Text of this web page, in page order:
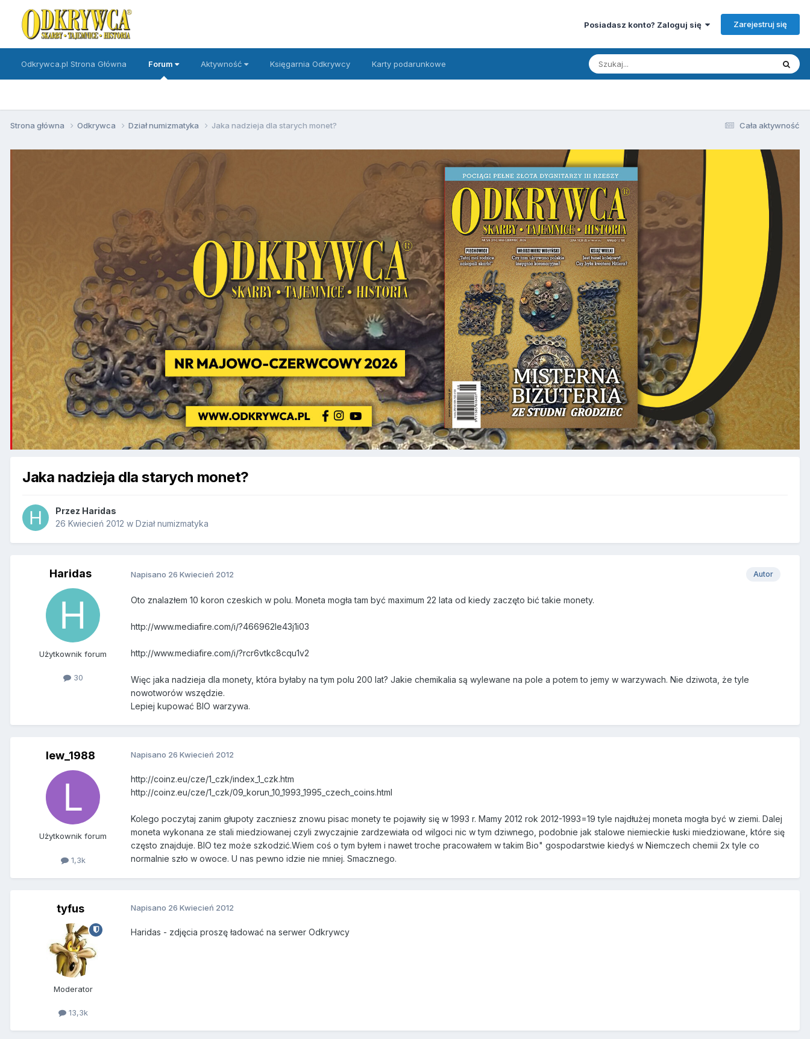
Posiadasz konto? Zaloguj się Zarejestruj się
Odkrywca.pl Strona Główna Forum Aktywność Księgarnia Odkrywcy Karty podarunkowe
Cała aktywność
Strona główna Odkrywca Dział numizmatyka Jaka nadzieja dla starych monet?
Jaka nadzieja dla starych monet?
Przez Haridas
26 Kwiecień 2012 w Dział numizmatyka
Haridas
Użytkownik forum
30
Autor
Napisano 26 Kwiecień 2012
Oto znalazłem 10 koron czeskich w polu. Moneta mogła tam być maximum 22 lata od kiedy zaczęto bić takie monety.
http://www.mediafire.com/i/?466962le43j1i03
http://www.mediafire.com/i/?rcr6vtkc8cqu1v2
Więc jaka nadzieja dla monety, która byłaby na tym polu 200 lat? Jakie chemikalia są wylewane na pole a potem to jemy w warzywach. Nie dziwota, że tyle
nowotworów wszędzie.
Lepiej kupować BIO warzywa.
lew_1988
Użytkownik forum
1,3k
Napisano 26 Kwiecień 2012
http://coinz.eu/cze/1_czk/index_1_czk.htm
http://coinz.eu/cze/1_czk/09_korun_10_1993_1995_czech_coins.html
Kolego poczytaj zanim głupoty zaczniesz znowu pisac monety te pojawiły się w 1993 r. Mamy 2012 rok 2012-1993=19 tyle najdłużej moneta mogła być w ziemi. Dalej
moneta wykonana ze stali miedziowanej czyli zwyczajnie zardzewiała od wilgoci nic w tym dziwnego, podobnie jak stalowe niemieckie łuski miedziowane, które się
często znajduje. BIO tez może szkodzić.Wiem coś o tym byłem i nawet troche pracowałem w takim Bio" gospodarstwie kiedyś w Niemczech chemii 2x tyle co
normalnie szło w owoce. U nas pewno idzie nie mniej. Smacznego.
tyfus
Moderator
13,3k
Napisano 26 Kwiecień 2012
Haridas - zdjęcia proszę ładować na serwer Odkrywcy